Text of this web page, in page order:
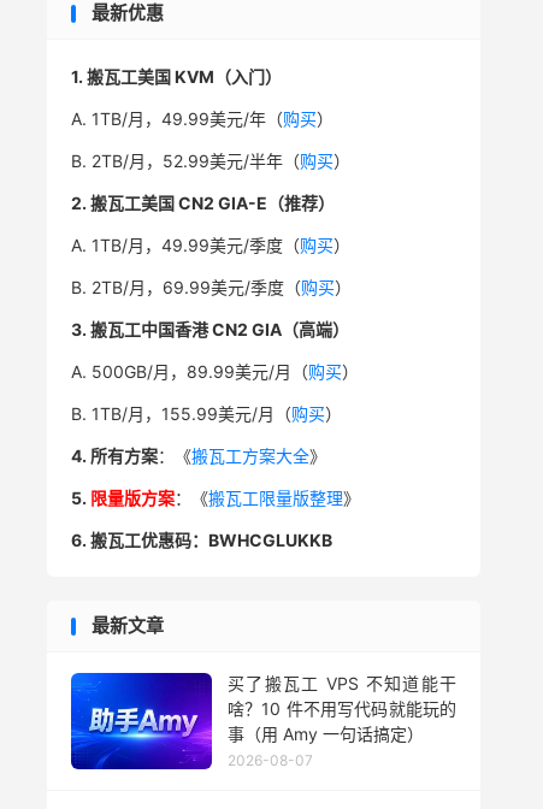
最新优惠
1. 搬瓦工美国 KVM（入门）
A. 1TB/月，49.99美元/年（购买）
B. 2TB/月，52.99美元/半年（购买）
2. 搬瓦工美国 CN2 GIA-E（推荐）
A. 1TB/月，49.99美元/季度（购买）
B. 2TB/月，69.99美元/季度（购买）
3. 搬瓦工中国香港 CN2 GIA（高端）
A. 500GB/月，89.99美元/月（购买）
B. 1TB/月，155.99美元/月（购买）
4. 所有方案：《搬瓦工方案大全》
5. 限量版方案：《搬瓦工限量版整理》
6. 搬瓦工优惠码：BWHCGLUKKB
最新文章
买了搬瓦工 VPS 不知道能干
啥？10 件不用写代码就能玩的
事（用 Amy 一句话搞定）
2026-08-07